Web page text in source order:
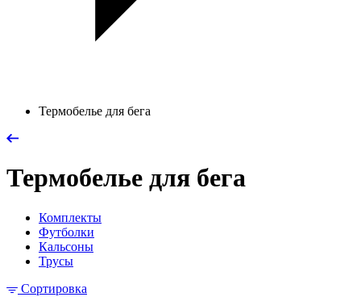
Термобелье для бега
Термобелье для бега
Комплекты
Футболки
Кальсоны
Трусы
Сортировка